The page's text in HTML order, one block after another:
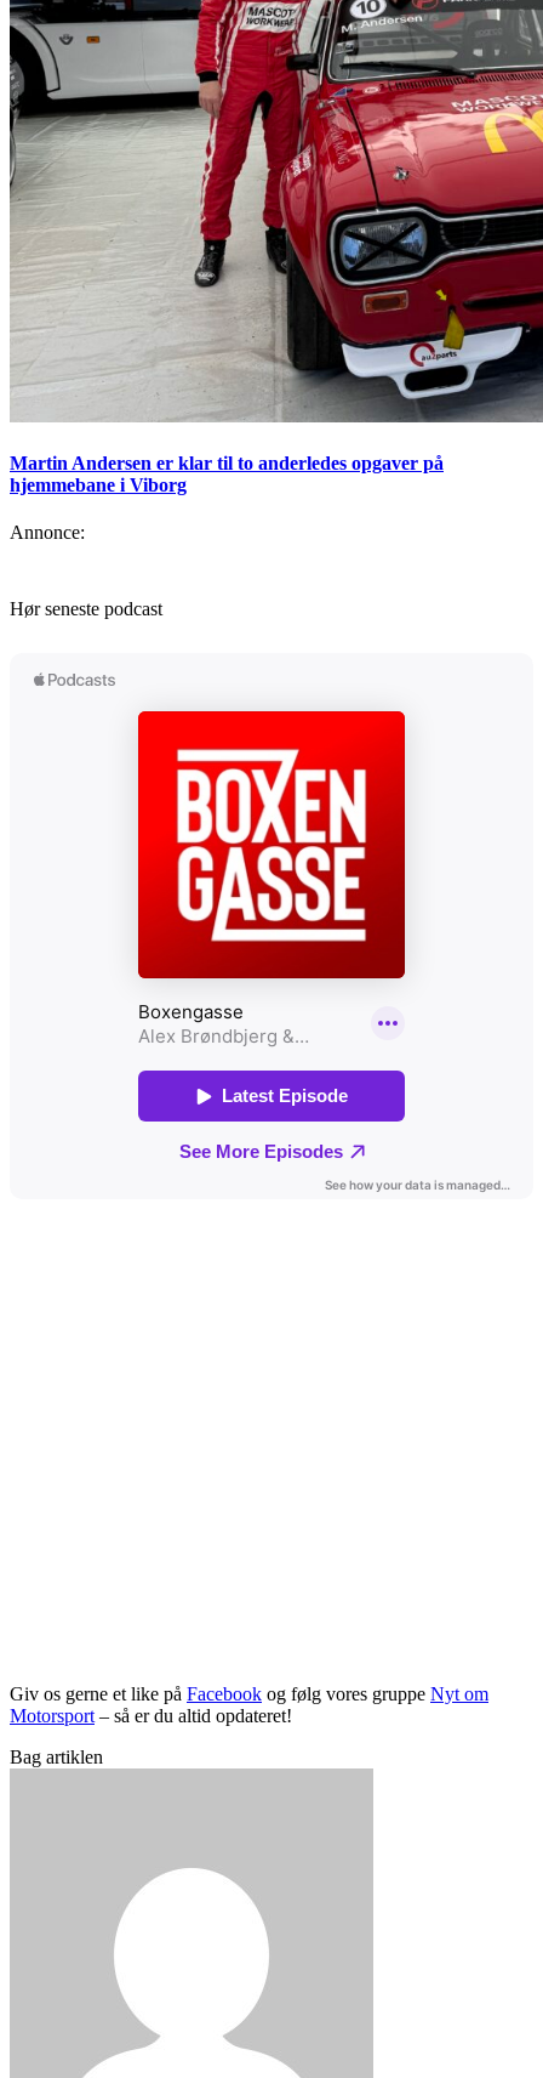
Martin Andersen er klar til to anderledes opgaver på
hjemmebane i Viborg
Annonce:
Hør seneste podcast
Giv os gerne et like på Facebook og følg vores gruppe Nyt om
Motorsport – så er du altid opdateret!
Bag artiklen